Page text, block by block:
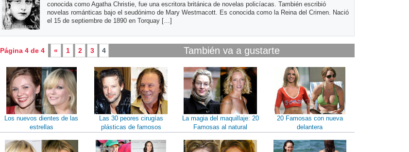
conocida como Agatha Christie, fue una escritora británica de novelas policíacas. También escribió
novelas románticas bajo el seudónimo de Mary Westmacott. Es conocida como la Reina del Crimen. Nació
el 15 de septiembre de 1890 en Torquay […]
Página 4 de 4 « 1 2 3 4 También va a gustarte
Los nuevos dientes de las
estrellas
Las 30 peores cirugías
plásticas de famosos
La magia del maquillaje: 20
Famosas al natural
20 Famosas con nueva
delantera